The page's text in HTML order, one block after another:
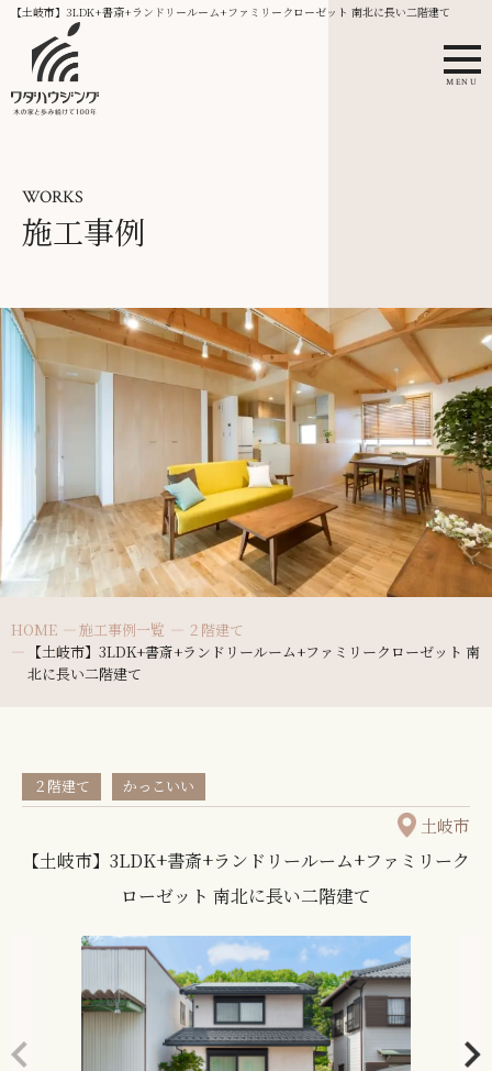
【土岐市】3LDK+書斎+ランドリールーム+ファミリークローゼット 南北に長い二階建て
MENU
WORKS
施工事例
HOME 施工事例一覧
２階建て
【土岐市】3LDK+書斎+ランドリールーム+ファミリークローゼット 南
北に長い二階建て
２階建て かっこいい
土岐市
【土岐市】3LDK+書斎+ランドリールーム+ファミリーク
ローゼット 南北に長い二階建て